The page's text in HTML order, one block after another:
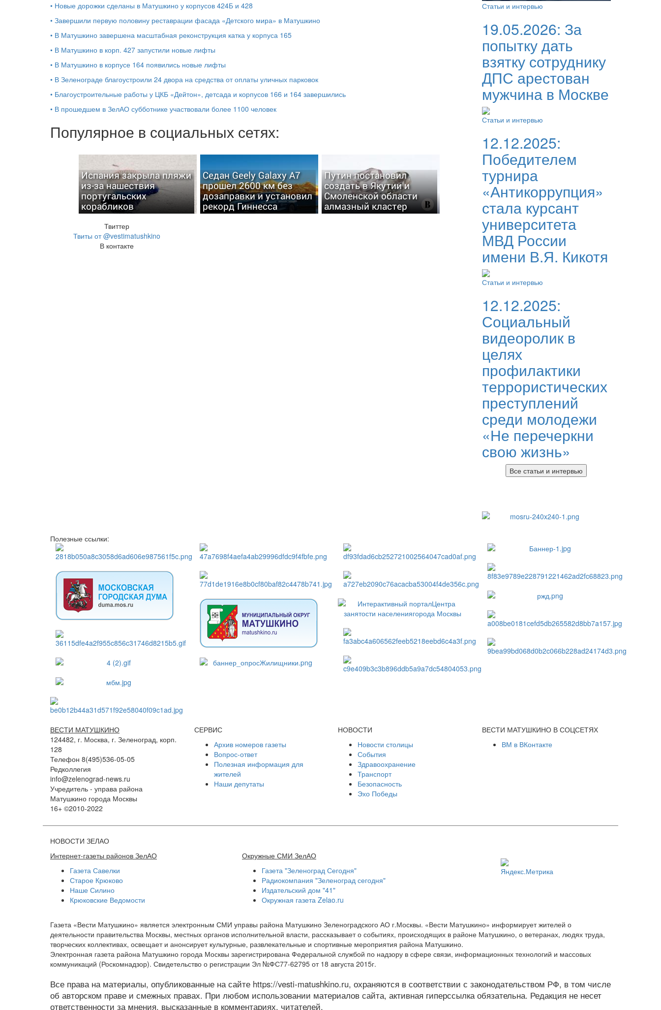
• Новые дорожки сделаны в Матушкино у корпусов 424Б и 428
• Завершили первую половину реставрации фасада «Детского мира» в Матушкино
• В Матушкино завершена масштабная реконструкция катка у корпуса 165
• В Матушкино в корп. 427 запустили новые лифты
• В Матушкино в корпусе 164 появились новые лифты
• В Зеленограде благоустроили 24 двора на средства от оплаты уличных парковок
• Благоустроительные работы у ЦКБ «Дейтон», детсада и корпусов 166 и 164 завершились
• В прошедшем в ЗелАО субботнике участвовали более 1100 человек
Популярное в социальных сетях:
Испания закрыла пляжи
из-за нашествия
португальских
корабликов
Седан Geely Galaxy A7
прошел 2600 км без
дозаправки и установил
рекорд Гиннесса
Путин постановил
создать в Якутии и
Смоленской области
алмазный кластер
Твиттер
Твиты от @vestimatushkino
В контакте
Статьи и интервью
19.05.2026: За
попытку дать
взятку сотруднику
ДПС арестован
мужчина в Москве
Статьи и интервью
12.12.2025:
Победителем
турнира
«Антикоррупция»
стала курсант
университета
МВД России
имени В.Я. Кикотя
Статьи и интервью
12.12.2025:
Социальный
видеоролик в
целях
профилактики
террористических
преступлений
среди молодежи
«Не перечеркни
свою жизнь»
Все статьи и интервью
Полезные ссылки:
ВЕСТИ МАТУШКИНО
124482, г. Москва, г. Зеленоград, корп.
128
Телефон 8(495)536-05-05
Редколлегия
info@zelenograd-news.ru
Учредитель - управа района
Матушкино города Москвы
16+ ©2010-2022
СЕРВИС
Архив номеров газеты
Вопрос-ответ
Полезная информация для
жителей
Наши депутаты
НОВОСТИ
Новости столицы
События
Здравоохранение
Транспорт
Безопасность
Эхо Победы
ВЕСТИ МАТУШКИНО В СОЦСЕТЯХ
ВМ в ВКонтакте
НОВОСТИ ЗЕЛАО
Интернет-газеты районов ЗелАО
Газета Савелки
Старое Крюково
Наше Силино
Крюковские Ведомости
Окружные СМИ ЗелАО
Газета "Зеленоград Сегодня"
Радиокомпания "Зеленоград сегодня"
Издательский дом "41"
Окружная газета Zelao.ru
Газета «Вести Матушкино» является электронным СМИ управы района Матушкино Зеленоградского АО г.Москвы. «Вести Матушкино» информирует жителей о
деятельности правительства Москвы, местных органов исполнительной власти, рассказывает о событиях, происходящих в районе Матушкино, о ветеранах, людях труда,
творческих коллективах, освещает и анонсирует культурные, развлекательные и спортивные мероприятия района Матушкино.
Электронная газета района Матушкино города Москвы зарегистрирована Федеральной службой по надзору в сфере связи, информационных технологий и массовых
коммуникаций (Роскомнадзор). Свидетельство о регистрации Эл №ФС77-62795 от 18 августа 2015г.
Все права на материалы, опубликованные на сайте https://vesti-matushkino.ru, охраняются в соответствии с законодательством РФ, в том числе
об авторском праве и смежных правах. При любом использовании материалов сайта, активная гиперссылка обязательна. Редакция не несет
ответственности за мнения, высказанные в комментариях, читателей.